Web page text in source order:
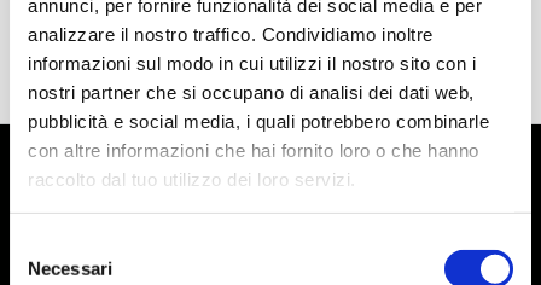
annunci, per fornire funzionalità dei social media e per
analizzare il nostro traffico. Condividiamo inoltre
informazioni sul modo in cui utilizzi il nostro sito con i
nostri partner che si occupano di analisi dei dati web,
pubblicità e social media, i quali potrebbero combinarle
con altre informazioni che hai fornito loro o che hanno
raccolto dal tuo utilizzo dei loro servizi.
delNecessari